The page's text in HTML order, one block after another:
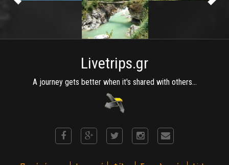
Livetrips.gr
A journey gets better when it's shared with others...